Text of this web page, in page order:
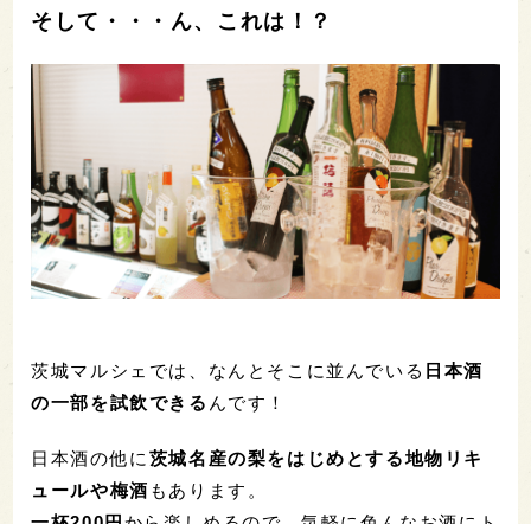
そして・・・ん、これは！？
茨城マルシェでは、なんとそこに並んでいる 日本酒
の一部を試飲できる んです！
日本酒の他に 茨城名産の梨をはじめとする地物リキ
ュールや梅酒 もあります。